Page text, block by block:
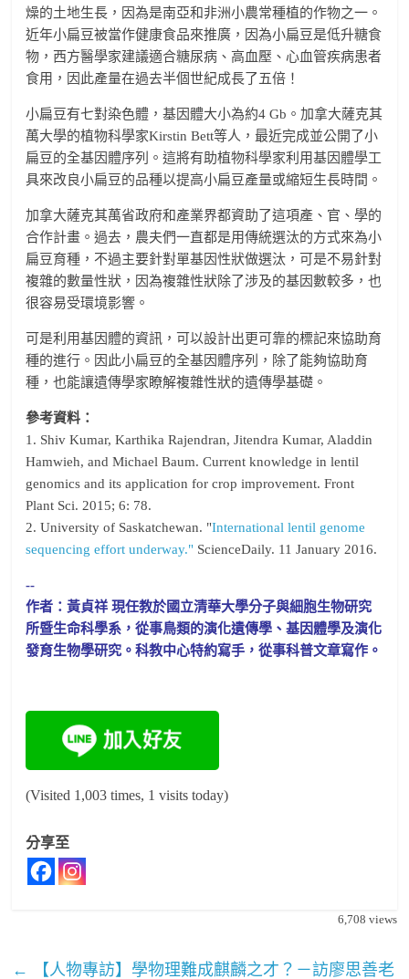
燥的土地生長，因為是南亞和非洲小農常種植的作物之一。
近年小扁豆被當作健康食品來推廣，因為小扁豆是低升糖食
物，西方醫學家建議適合糖尿病、高血壓、心血管疾病患者
食用，因此產量在過去半個世紀成長了五倍！
小扁豆有七對染色體，基因體大小為約4 Gb。加拿大薩克其
萬大學的植物科學家Kirstin Bett等人，最近完成並公開了小
扁豆的全基因體序列。這將有助植物科學家利用基因體學工
具來改良小扁豆的品種以提高小扁豆產量或縮短生長時間。
加拿大薩克其萬省政府和產業界都資助了這項產、官、學的
合作計畫。過去，農夫們一直都是用傳統選汰的方式來為小
扁豆育種，不過主要針對單基因性狀做選汰，可是不易針對
複雜的數量性狀，因為複雜性狀除了涉及的基因數較多，也
很容易受環境影響。
可是利用基因體的資訊，可以設計出更可靠的標記來協助育
種的進行。因此小扁豆的全基因體序列，除了能夠協助育
種，也能讓遺傳學家瞭解複雜性狀的遺傳學基礎。
參考資料：
1. Shiv Kumar, Karthika Rajendran, Jitendra Kumar, Aladdin
Hamwieh, and Michael Baum. Current knowledge in lentil
genomics and its application for crop improvement. Front
Plant Sci. 2015; 6: 78.
2. University of Saskatchewan. "International lentil genome
sequencing effort underway." ScienceDaily. 11 January 2016.
--
作者：黃貞祥 現任教於國立清華大學分子與細胞生物研究
所暨生命科學系，從事鳥類的演化遺傳學、基因體學及演化
發育生物學研究。科教中心特約寫手，從事科普文章寫作。
(Visited 1,003 times, 1 visits today)
分享至
6,708 views
← 【人物專訪】學物理難成麒麟之才？－訪廖思善老